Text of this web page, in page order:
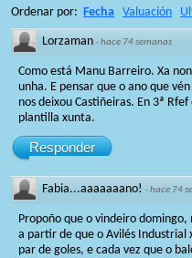
Ordenar por: Fecha Valuación
Lorzaman ·hace 74 semanas
Como está Manu Barreiro. Xa
unha. E pensar que o ano que
nos deixou Castiñeiras. En 3ª
plantilla xunta.
Responder
Fabia...aaaaaaano! ·hace 74
Propoño que o vindeiro
a partir de que o Avilés Industrial
par de goles, e cada vez que o